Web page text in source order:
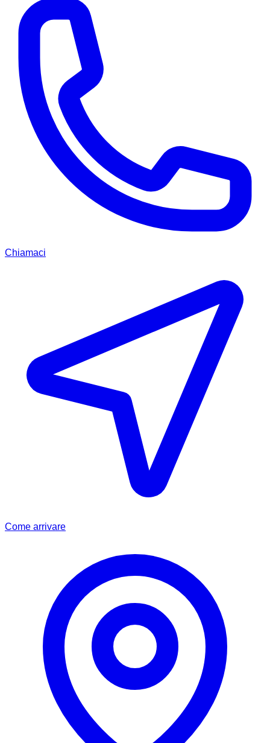
Chiamaci
Come arrivare